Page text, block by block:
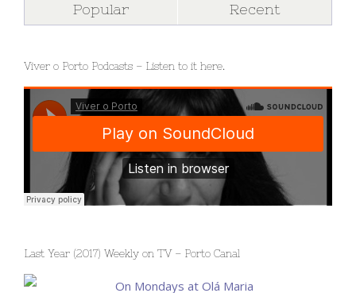
Popular Recent
Viver o Porto Podcasts – Listen to it here.
Last Year (2017) Weekly on TV – Porto Canal